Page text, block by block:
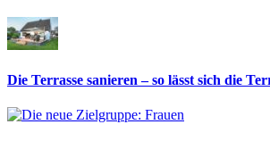
Die Terrasse sanieren – so lässt sich die